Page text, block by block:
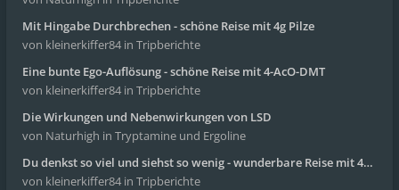
Mit Hingabe Durchbrechen - schöne Reise mit 4g Pilze
von kleinerkiffer84 in Tripberichte
Eine bunte Ego-Auflösung - schöne Reise mit 4-AcO-DMT
von kleinerkiffer84 in Tripberichte
Die Wirkungen und Nebenwirkungen von LSD
von Naturhigh in Tryptamine und Ergoline
Du denkst so viel und siehst so wenig - wunderbare Reise mit 4g Pilze
von kleinerkiffer84 in Tripberichte